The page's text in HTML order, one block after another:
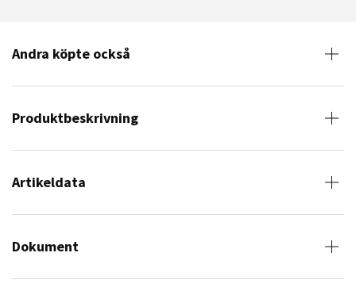
Andra köpte också
Produktbeskrivning
Artikeldata
Dokument